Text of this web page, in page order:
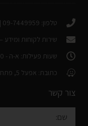
טלפון: 09-7449959 | 3730*
שירות לקוחות ומידע –
שעות פעילות: א-ה - 08:00-17:30
כתובת: אפעל 5, פתח תקווה (חניה חינם ללקוחות)
צור קשר